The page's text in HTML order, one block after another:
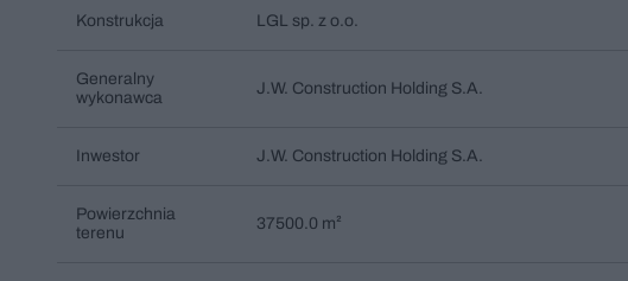
Konstrukcja LGL sp. z o.o.
Generalny
wykonawca
J.W. Construction Holding S.A.
Inwestor J.W. Construction Holding S.A.
Powierzchnia
terenu
37500.0 m²